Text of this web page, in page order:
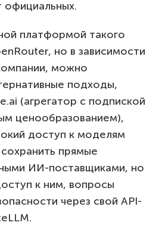
платформой такого
но в зависимости
можно
подходы,
(агрегатор с подпиской
ценообразованием),
доступ к моделям
прямые
ИИ-поставщиками, но
к ним, вопросы
через свой API-